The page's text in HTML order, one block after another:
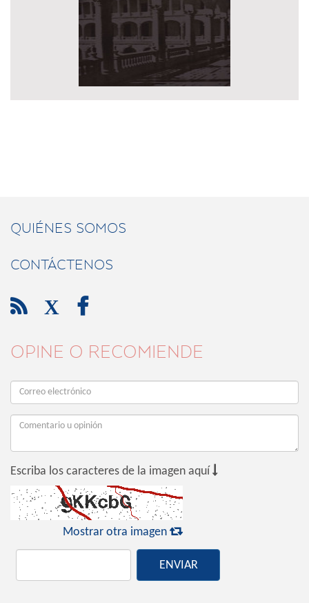
QUIÉNES SOMOS
CONTÁCTENOS
 X 
OPINE O RECOMIENDE
Escriba los caracteres de la imagen aquí 
Mostrar otra imagen 
ENVIAR